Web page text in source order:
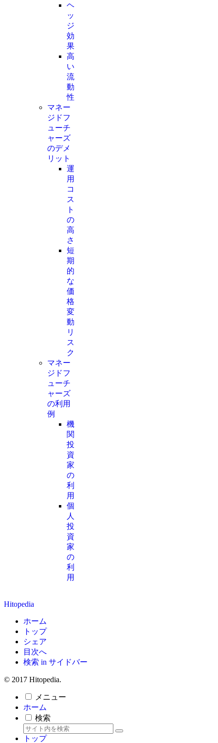
ヘ
ッ
ジ
効
果
高
い
流
動
性
マネー
ジドフ
ューチ
ャーズ
のデメ
リット
運
用
コ
ス
ト
の
高
さ
短
期
的
な
価
格
変
動
リ
ス
ク
マネー
ジドフ
ューチ
ャーズ
の利用
例
機
関
投
資
家
の
利
用
個
人
投
資
家
の
利
用
Hitopedia
ホーム
トップ
シェア
目次へ
検索 in サイドバー
© 2017 Hitopedia.
メニュー
ホーム
検索
トップ